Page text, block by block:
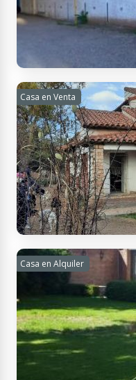
USD
Av. Belgrano 645, M5500
Playa de
1 baño - 930 m² Tot.
USD
Casa en Venta
El Limon, Mendoza,
Casa 4
4 habitaciones - 2
Tot.
USD
Casa en Alquiler